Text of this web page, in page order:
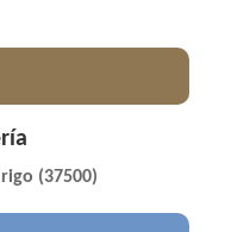
(37500)